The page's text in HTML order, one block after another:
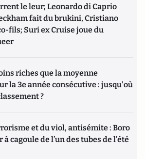
le leur; Leonardo di Caprio
fait du brukini, Cristiano
fils; Suri ex Cruise joue du
riches que la moyenne
la 3e année consécutive : jusqu'où
?
et du viol, antisémite : Boro
cagoule de l’un des tubes de l’été